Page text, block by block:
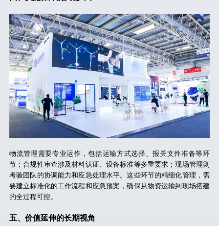
物流管理需要专业运作，包括运输方式选择、报关文件准备等环
节；合规性审查涉及材料认证、设备标准等多重要求；现场管理则
考验团队的协调能力和应急处理水平。这些环节的精细化管理，需
要建立标准化的工作流程和应急预案，确保从物资运输到现场搭建
的全过程可控。
五、 价值延伸的长期视角